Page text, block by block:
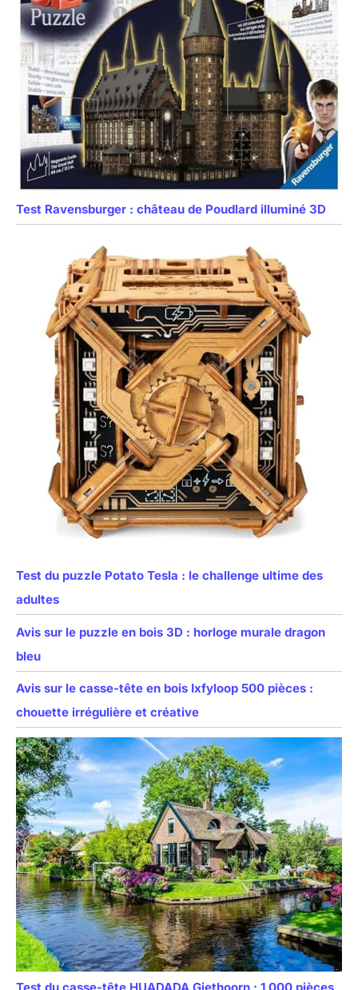
Test Ravensburger : château de Poudlard illuminé 3D
Test du puzzle Potato Tesla : le challenge ultime des
adultes
Avis sur le puzzle en bois 3D : horloge murale dragon
bleu
Avis sur le casse-tête en bois Ixfyloop 500 pièces :
chouette irrégulière et créative